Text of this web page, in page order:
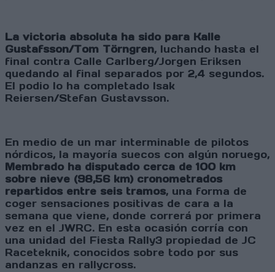
La victoria absoluta ha sido para Kalle
Gustafsson/Tom Törngren, luchando hasta el
final contra Calle Carlberg/Jorgen Eriksen
quedando al final separados por 2,4 segundos.
El podio lo ha completado Isak
Reiersen/Stefan Gustavsson.
En medio de un mar interminable de pilotos
nórdicos, la mayoría suecos con algún noruego,
Membrado ha disputado cerca de 100 km
sobre nieve (98,56 km) cronometrados
repartidos entre seis tramos, una forma de
coger sensaciones positivas de cara a la
semana que viene, donde correrá por primera
vez en el JWRC. En esta ocasión corría con
una unidad del Fiesta Rally3 propiedad de JC
Raceteknik, conocidos sobre todo por sus
andanzas en rallycross.